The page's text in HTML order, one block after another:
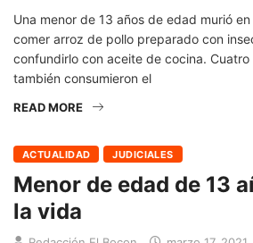
Una menor de 13 años de edad murió
comer arroz de pollo preparado con
confundirlo con aceite de cocina.
también consumieron el
READ MORE
ACTUALIDAD JUDICIALES
Menor de edad de 13
la vida